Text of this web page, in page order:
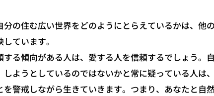
の住む広い世界をどのようにとらえているかは、他
ています。
る傾向がある人は、愛する人を信頼するでしょう。
しようとしているのではないかと常に疑っている人は
を警戒しながら生きていきます。つまり、あなたと自